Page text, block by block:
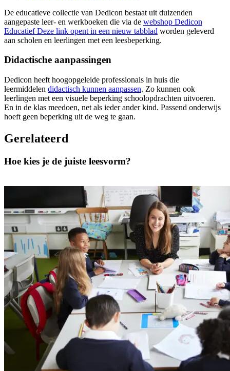
De educatieve collectie van Dedicon bestaat uit duizenden
aangepaste leer- en werkboeken die via de webshop Dedicon
EducatiefDeze link opent in een nieuw tabblad worden geleverd
aan scholen en leerlingen met een leesbeperking.
Didactische aanpassingen
Dedicon heeft hoogopgeleide professionals in huis die
leermiddelen didactisch kunnen aanpassen. Zo kunnen ook
leerlingen met een visuele beperking schoolopdrachten uitvoeren.
En in de klas meedoen, net als ieder ander kind. Passend onderwijs
hoeft geen beperking uit de weg te gaan.
Gerelateerd
Hoe kies je de juiste leesvorm?